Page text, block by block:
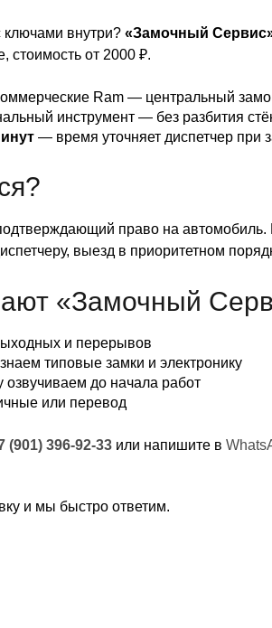
ключами внутри? «Замочный
стоимость от 2000 ₽.
Ram — центральный
инструмент — без разбития
— время уточняет диспетчер при
право на
выезд в приоритетном
«Замочный
и перерывов
типовые замки и электронику
до начала работ
или перевод
(901) 396-92-33 или напишите в
и мы быстро ответим.